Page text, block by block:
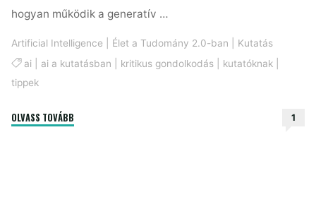
hogyan működik a generatív …
Artificial Intelligence Élet a Tudomány 2.0-ban
Kutatás
ai| ai a kutatásban kritikus gondolkodás| kutatóknak|
tippek
OLVASS TOVÁBB 1